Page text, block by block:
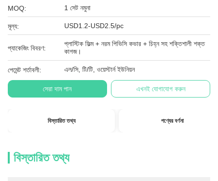
MOQ: 1 সেট নমুনা
মূল্য: USD1.2-USD2.5/pc
প্যাকেজিং বিবরণ:
প্লাস্টিক ফিল্ম + নরম পিভিসি কভার + চিহ্ন সহ শক্তিশালী শক্ত
কাগজ।
পেমেন্ট শর্তাবলী: এল/সি, টি/টি, ওয়েস্টার্ন ইউনিয়ন
সেরা দাম পান এখনই যোগাযোগ করুন
বিস্তারিত তথ্য পণ্যের বর্ণনা
বিস্তারিত তথ্য